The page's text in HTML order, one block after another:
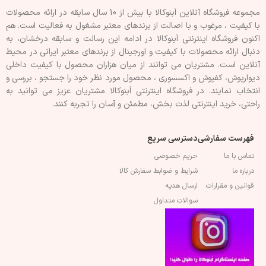
مجموعه فروشگاه آنلاین اَبنوکالا با بیش از 10 سال سابقه در ارائه محصولات
با کيفيت ، مرغوب و با اصالت از برندهای معتبر مشغول به فعاليت است. هم
اکنون فروشگاه اینترنتی اَبنوکالا در ادامه اين رسالت و سابقه درخشان، به
دنبال ارائه محصولات با کيفيت و اورجينال از برندهای معتبر ايرانی در محيط
آنلاين است. مشتريان می توانند از ميان هزاران محصول با کيفيت داخلی
دیوارپوش، کفپوش و اکسسوری ، محصول مورد نظر خود را جستجو ، بررسی و
انتخاب نمايند. در فروشگاه اینترنتی اَبنوکالا مشتريان عزیز می توانيد به
راحتی، خرید اینترنتی لذت بخش، مطمئن و آسان را تجربه کنند.
فهرست سفارشی
تماس با ما
درباره ما
قوانین و مقرارات
دسترسی سریع
حریم خصوصی
شرایط و ضوابط سفارش کالا
ارسال هدیه
سوالات متداول